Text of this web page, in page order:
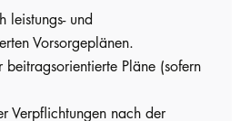
leistungs- und
Vorsorgeplänen.
beitragsorientierte Pläne (sofern
Verpflichtungen nach der